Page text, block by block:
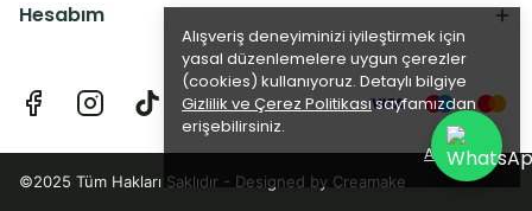
Alışveriş deneyiminizi iyileştirmek için
yasal düzenlemelere uygun çerezler
(cookies) kullanıyoruz. Detaylı bilgiye
Gizlilik ve Çerez Politikasısayfamızdan
erişebilirsiniz.
Anladım
Hesabım
©2025 Tüm Hakları Saklıdır - Designed by Creamake